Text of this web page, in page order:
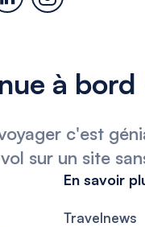
à bord
c'est
sur un site
En savoir
Travelnews